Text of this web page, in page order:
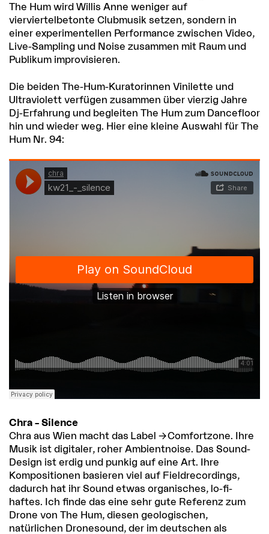
The Hum wird Willis Anne weniger auf
vierviertelbetonte Clubmusik setzen, sondern in
einer experimentellen Performance zwischen Video,
Live-Sampling und Noise zusammen mit Raum und
Publikum improvisieren.
Die beiden The-Hum-Kuratorinnen Vinilette und
Ultraviolett verfügen zusammen über vierzig Jahre
Dj-Erfahrung und begleiten The Hum zum Dancefloor
hin und wieder weg. Hier eine kleine Auswahl für The
Hum Nr. 94:
Chra – Silence
Chra aus Wien macht das Label
Comfortzone . Ihre
Musik ist digitaler, roher Ambientnoise. Das Sound-
Design ist erdig und punkig auf eine Art. Ihre
Kompositionen basieren viel auf Fieldrecordings,
dadurch hat ihr Sound etwas organisches, lo-fi-
haftes. Ich finde das eine sehr gute Referenz zum
Drone von The Hum, diesen geologischen,
natürlichen Dronesound, der im deutschen als